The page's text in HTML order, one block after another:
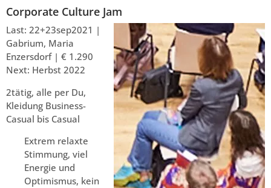
Corporate Culture Jam
Last: 22+23sep2021 |
Gabrium, Maria
Enzersdorf | € 1.290
Next: Herbst 2022
2tätig, alle per Du,
Kleidung Business-
Casual bis Casual
Extrem relaxte
Stimmung, viel
Energie und
Optimismus, kein